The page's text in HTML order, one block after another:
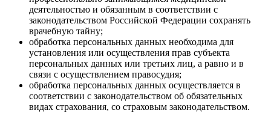
деятельностью и обязанным в соответствии с
законодательством Российской Федерации сохранять
врачебную тайну;
обработка персональных данных необходима для
установления или осуществления прав субъекта
персональных данных или третьих лиц, а равно и в
связи с осуществлением правосудия;
обработка персональных данных осуществляется в
соответствии с законодательством об обязательных
видах страхования, со страховым законодательством.